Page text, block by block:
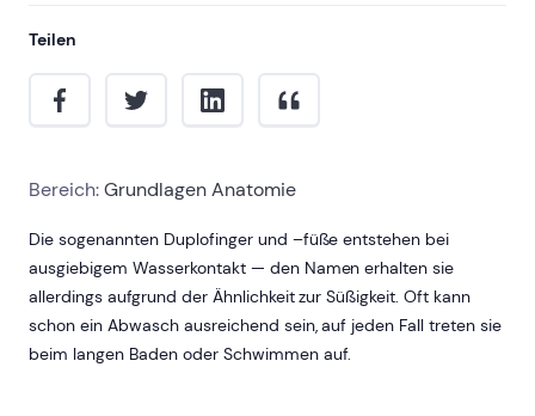
Teilen
Bereich:Grundlagen Anatomie
Die sogenannten Duplofinger und –füße entstehen bei
ausgiebigem Wasserkontakt — den Namen erhalten sie
allerdings aufgrund der Ähnlichkeit zur Süßigkeit. Oft kann
schon ein Abwasch ausreichend sein, auf jeden Fall treten sie
beim langen Baden oder Schwimmen auf.